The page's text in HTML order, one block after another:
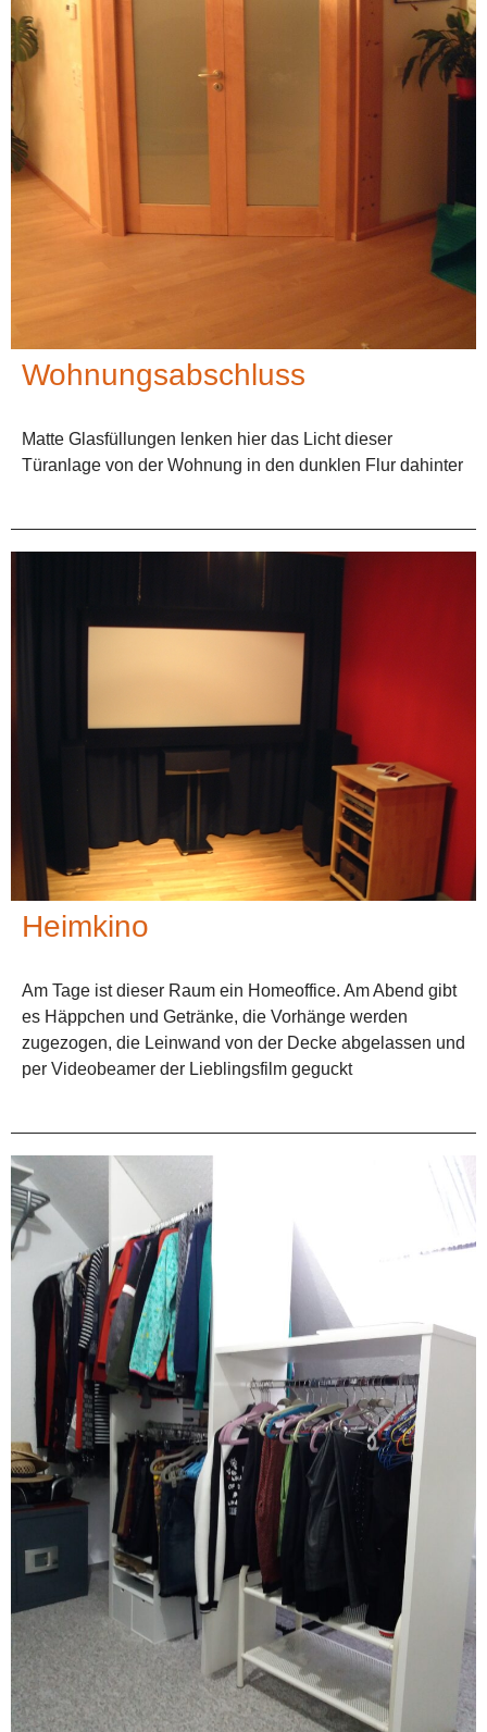
Wohnungsabschluss
Matte Glasfüllungen lenken hier das Licht dieser
Türanlage von der Wohnung in den dunklen Flur dahinter
Heimkino
Am Tage ist dieser Raum ein Homeoffice. Am Abend gibt
es Häppchen und Getränke, die Vorhänge werden
zugezogen, die Leinwand von der Decke abgelassen und
per Videobeamer der Lieblingsfilm geguckt